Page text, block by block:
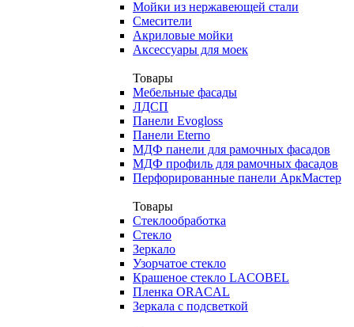
Мойки из нержавеющей стали
Смесители
Акриловые мойки
Аксессуары для моек
Товары
Мебельные фасады
ЛДСП
Панели Evogloss
Панели Eterno
МДФ панели для рамочных фасадов
МДФ профиль для рамочных фасадов
Перфорированные панели АркМастер
Товары
Стеклообработка
Стекло
Зеркало
Узорчатое стекло
Крашеное стекло LACOBEL
Пленка ORACAL
Зеркала с подсветкой